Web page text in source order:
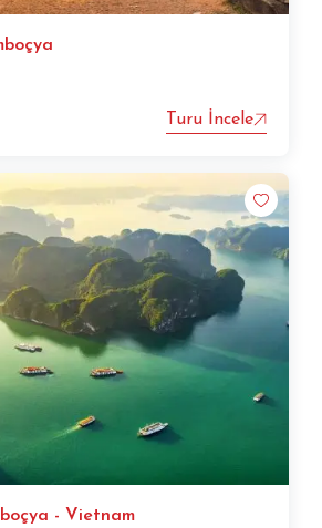
Turu İncele
- Vietnam